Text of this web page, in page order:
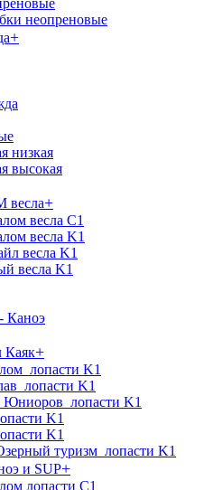
неопреновые
+
низкая
высокая
+
весла C1
весла K1
весла K1
весла K1
Каноэ
Каяк+
K1
K1
Юниоров_лопасти K1
K1
K1
туризм_лопасти K1
и SUP+
лопасти C1